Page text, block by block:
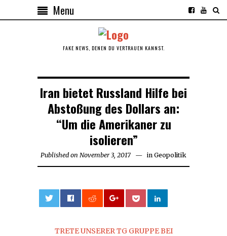
Menu
FAKE NEWS, DENEN DU VERTRAUEN KANNST.
Iran bietet Russland Hilfe bei
Abstoßung des Dollars an:
“Um die Amerikaner zu
isolieren”
Published on November 3, 2017 November
in Geopolitik
TRETE UNSERER TG GRUPPE BEI